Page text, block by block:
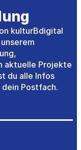
kulturBdigital
aktuelle Projekte
du alle Infos
Postfach.